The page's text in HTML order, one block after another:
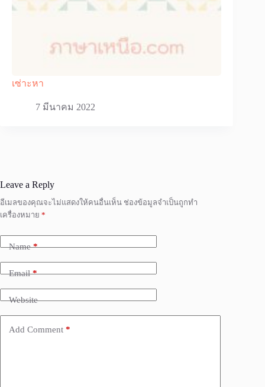
เซ่าะหา
7 มีนาคม 2022
Leave a Reply
อีเมลของคุณจะไม่แสดงให้คนอื่นเห็น ช่องข้อมูลจำเป็นถูกทำ
เครื่องหมาย *
Name*
Email*
Website
Add Comment *